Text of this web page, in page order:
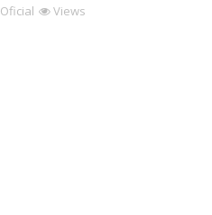
Oficial Views